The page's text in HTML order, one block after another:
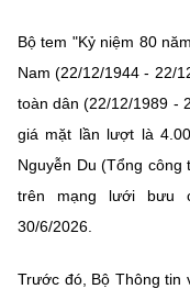
Bộ tem "Kỷ niệm 80
Nam (22/12/1944 - 22/
toàn dân (22/12/1989 -
giá mặt lần lượt là
Nguyễn Du (Tổng
trên mạng lưới bưu
30/6/2026.
Trước đó, Bộ Thông tin